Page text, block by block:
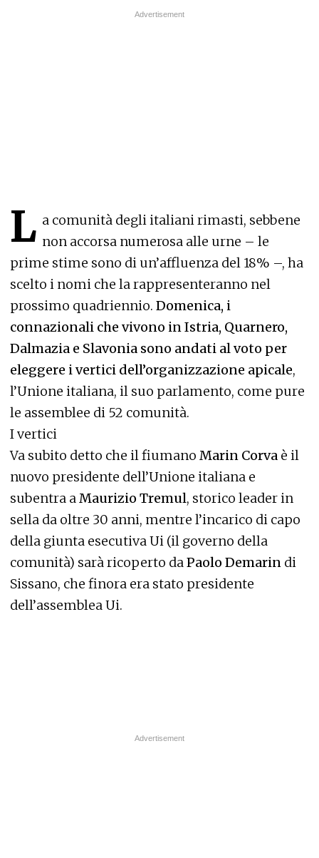
L a comunità degli italiani rimasti, sebbene
non accorsa numerosa alle urne – le
prime stime sono di un’affluenza del 18% –, ha
scelto i nomi che la rappresenteranno nel
prossimo quadriennio. Domenica, i
connazionali che vivono in Istria, Quarnero,
Dalmazia e Slavonia sono andati al voto per
eleggere i vertici dell’organizzazione apicale,
l’Unione italiana, il suo parlamento, come pure
le assemblee di 52 comunità.
I vertici
Va subito detto che il fiumano Marin Corva è il
nuovo presidente dell’Unione italiana e
subentra aMaurizio Tremul, storico leader in
sella da oltre 30 anni, mentre l’incarico di capo
della giunta esecutiva Ui (il governo della
comunità) sarà ricoperto daPaolo Demarin di
Sissano, che finora era stato presidente
dell’assemblea Ui.